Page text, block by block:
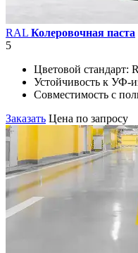
RAL Колеровочная паста
5
Цветовой стандарт:
Устойчивость к УФ-
Совместимость с
Заказать Цена по запросу